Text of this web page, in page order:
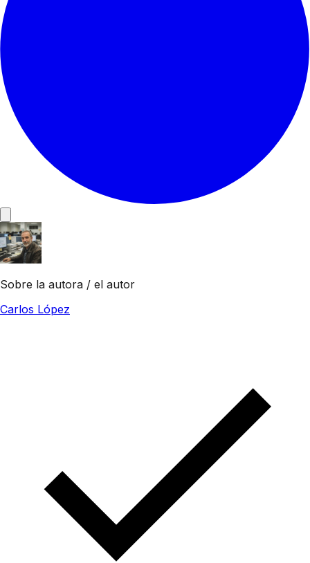
Sobre la autora / el autor
Carlos López